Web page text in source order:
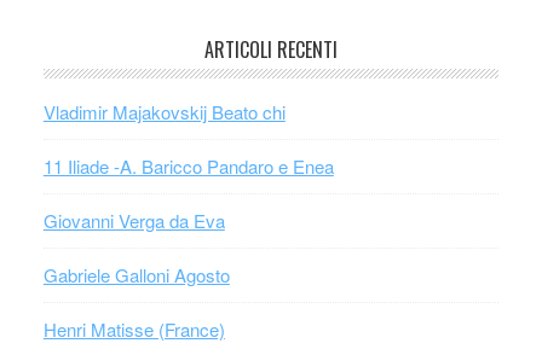
ARTICOLI RECENTI
Vladimir Majakovskij Beato chi
11 Iliade -A. Baricco Pandaro e Enea
Giovanni Verga da Eva
Gabriele Galloni Agosto
Henri Matisse (France)